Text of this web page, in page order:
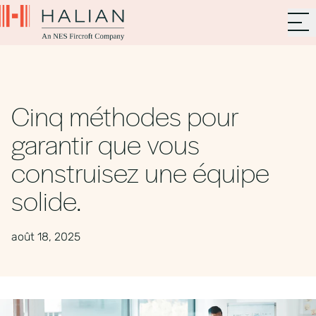
Cinq méthodes pour
garantir que vous
construisez une équipe
solide.
août 18, 2025